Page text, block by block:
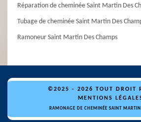
Réparation de cheminée Saint Martin Des
Tubage de cheminée Saint Martin Des
Ramoneur Saint Martin Des Champs
©2025 - 2026 TOUT DROIT
MENTIONS
RAMONAGE DE CHEMINÉE SAINT